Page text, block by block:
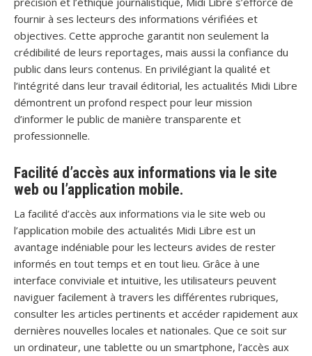
fournir à ses lecteurs des informations vérifiées et
objectives. Cette approche garantit non seulement la
crédibilité de leurs reportages, mais aussi la confiance du
public dans leurs contenus. En privilégiant la qualité et
l’intégrité dans leur travail éditorial, les actualités Midi Libre
démontrent un profond respect pour leur mission
d’informer le public de manière transparente et
professionnelle.
Facilité d’accès aux informations via le site
web ou l’application mobile.
La facilité d’accès aux informations via le site web ou
l’application mobile des actualités Midi Libre est un
avantage indéniable pour les lecteurs avides de rester
informés en tout temps et en tout lieu. Grâce à une
interface conviviale et intuitive, les utilisateurs peuvent
naviguer facilement à travers les différentes rubriques,
consulter les articles pertinents et accéder rapidement aux
dernières nouvelles locales et nationales. Que ce soit sur
un ordinateur, une tablette ou un smartphone, l’accès aux